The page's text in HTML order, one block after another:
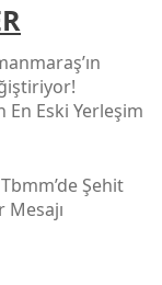
En Eski Yerleşim
Şehit
Mesajı